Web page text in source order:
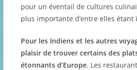
pour un éventail de cultures
plus importante d’entre elles étant
Pour les Indiens et les autres
plaisir de trouver certains des
étonnants d’Europe. Les